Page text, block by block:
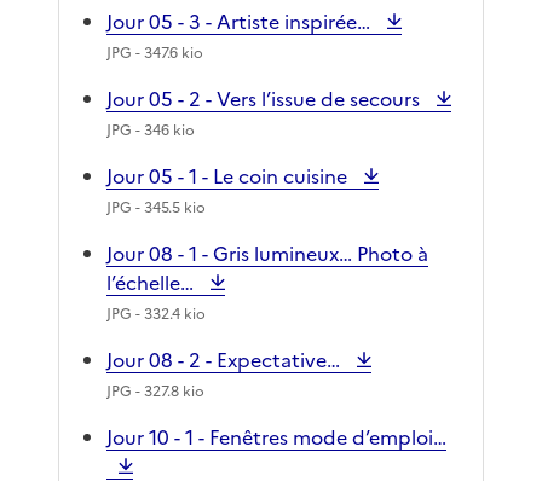
Jour 05 - 3 - Artiste inspirée…
JPG - 347.6 kio
Jour 05 - 2 - Vers l’issue de secours
JPG - 346 kio
Jour 05 - 1 - Le coin cuisine
JPG - 345.5 kio
Jour 08 - 1 - Gris lumineux… Photo à
l’échelle…
JPG - 332.4 kio
Jour 08 - 2 - Expectative…
JPG - 327.8 kio
Jour 10 - 1 - Fenêtres mode d’emploi…